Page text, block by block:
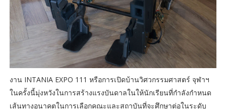
งาน INTANIA EXPO 111 หรือการเปิดบ้านวิศวกรรมศาสตร์ จุฬาฯ
ในครั้งนี้มุ่งหวังในการสร้างแรงบันดาลในให้นักเรียนที่กำลังกำหนด
เส้นทางอนาคตในการเลือกคณะและสถาบันที่จะศึกษาต่อในระดับ